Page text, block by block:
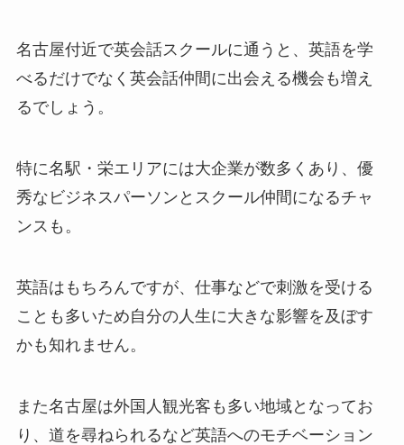
名古屋付近で英会話スクールに通うと、英語を学
べるだけでなく英会話仲間に出会える機会も増え
るでしょう。
特に名駅・栄エリアには大企業が数多くあり、優
秀なビジネスパーソンとスクール仲間になるチャ
ンスも。
英語はもちろんですが、仕事などで刺激を受ける
ことも多いため自分の人生に大きな影響を及ぼす
かも知れません。
また名古屋は外国人観光客も多い地域となってお
り、道を尋ねられるなど英語へのモチベーション